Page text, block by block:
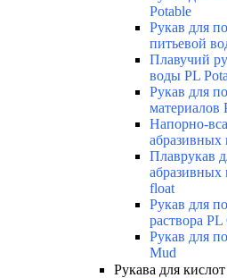
Potable
Рукав для
питьевой
Плавучий
воды PL
Рукав для
материалов
Напорно-
абразивных
Плаврукав
абразивных
float
Рукав для
раствора
Рукав для
Mud
Рукава для